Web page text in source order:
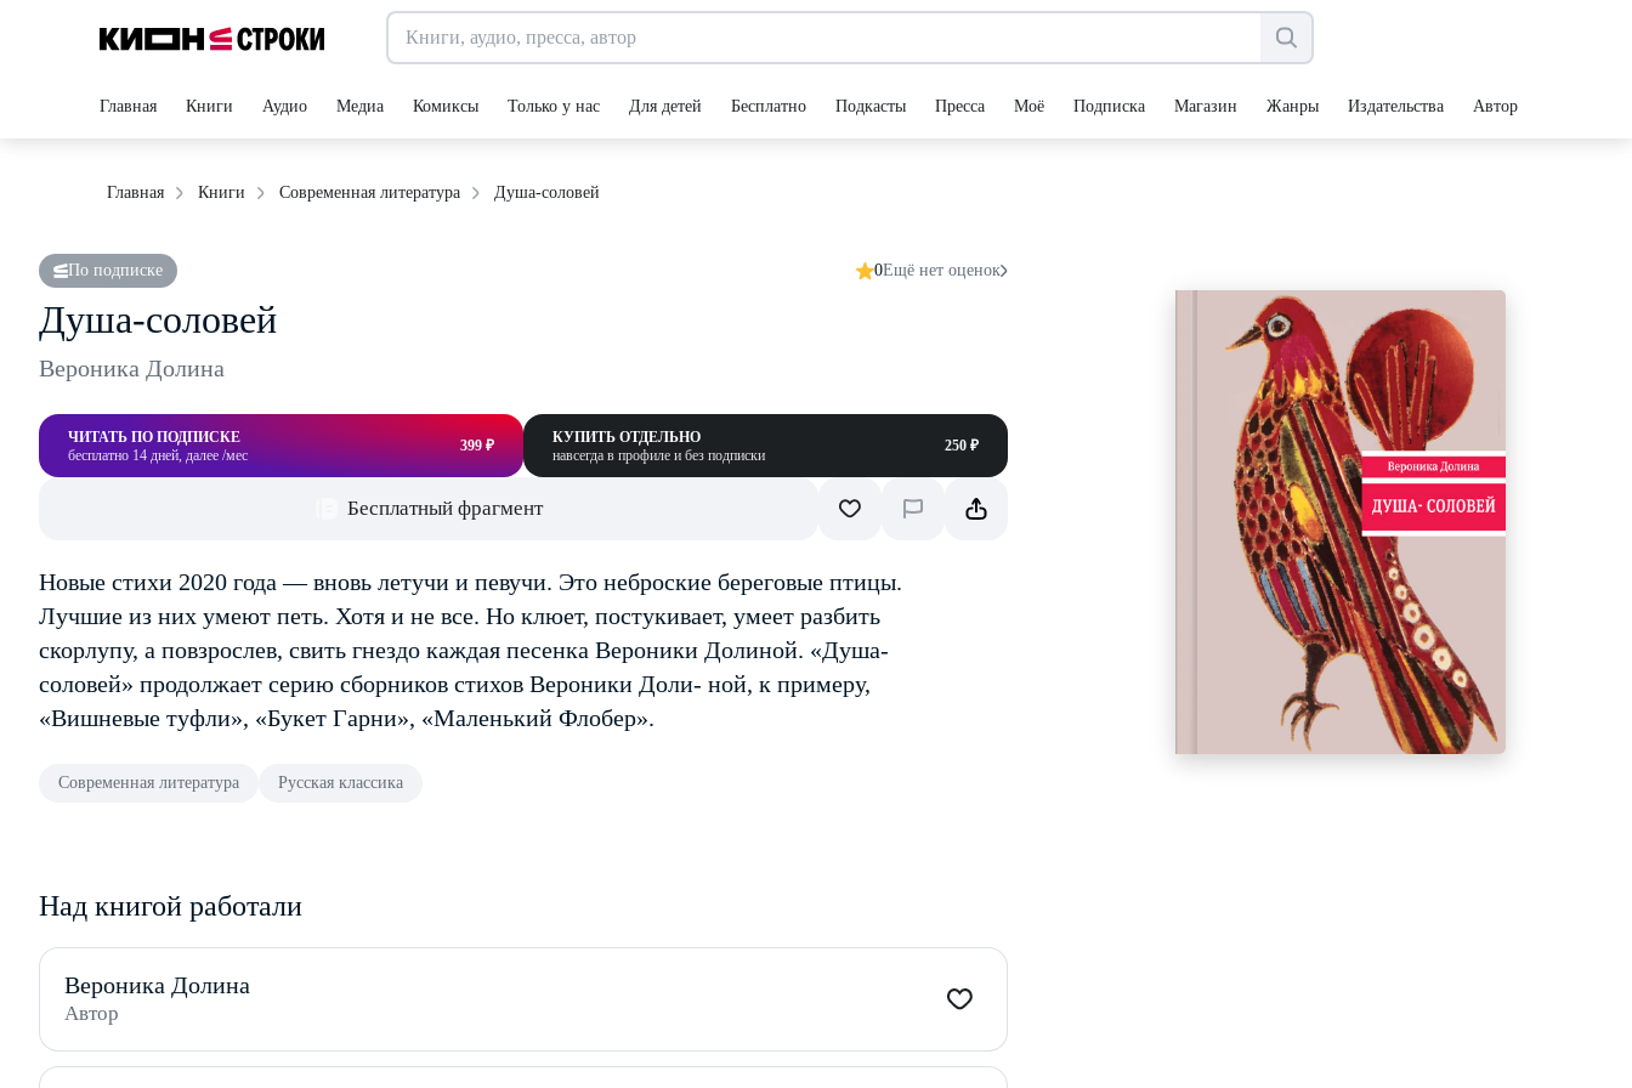
Главная Книги Аудио Медиа Комиксы Только у нас Для детей Бесплатно Подкасты Пресса Моё Подписка Магазин Жанры Издательства Авторы
Главная Книги Современная литература Душа-соловей
По подписке 0Ещё нет оценок
Душа-соловей
Вероника Долина
ЧИТАТЬ ПО ПОДПИСКЕ
бесплатно 14 дней, далее /мес
399 ₽
КУПИТЬ ОТДЕЛЬНО
навсегда в профиле и без подписки
250 ₽
Бесплатный фрагмент
Новые стихи 2020 года — вновь летучи и певучи. Это неброские береговые птицы.
Лучшие из них умеют петь. Хотя и не все. Но клюет, постукивает, умеет разбить
скорлупу, а повзрослев, свить гнездо каждая песенка Вероники Долиной. «Душа-
соловей» продолжает серию сборников стихов Вероники Доли- ной, к примеру,
«Вишневые туфли», «Букет Гарни», «Маленький Флобер».
Современная литература Русская классика
Над книгой работали
Вероника Долина
Автор